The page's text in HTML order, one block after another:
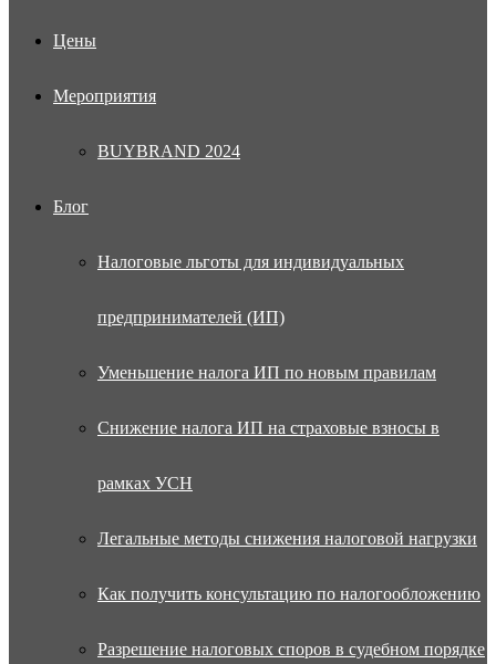
Цены
Мероприятия
BUYBRAND 2024
Блог
Налоговые льготы для индивидуальных
предпринимателей (ИП)
Уменьшение налога ИП по новым правилам
Снижение налога ИП на страховые взносы в
рамках УСН
Легальные методы снижения налоговой нагрузки
Как получить консультацию по налогообложению
Разрешение налоговых споров в судебном порядке